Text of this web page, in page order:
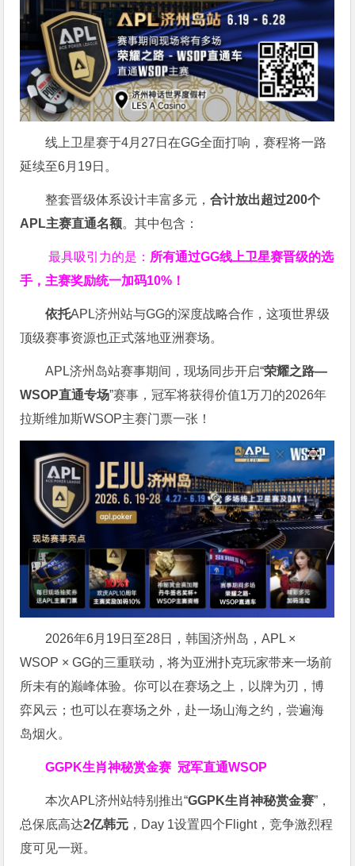
线上卫星赛于4月27日在GG全面打响，赛程将一路
延续至6月19日。
整套晋级体系设计丰富多元，合计放出超过200个
APL主赛直通名额。其中包含：
最具吸引力的是： 所有通过GG线上卫星赛晋级的选
手，主赛奖励统一加码10% ！
依托APL济州站与GG的深度战略合作，这项世界级
顶级赛事资源也正式落地亚洲赛场。
APL济州岛站赛事期间，现场同步开启“荣耀之路—
WSOP直通专场”赛事，冠军将获得价值1万刀的2026年
拉斯维加斯WSOP主赛门票一张！
2026年6月19日至28日，韩国济州岛，APL ×
WSOP × GG的三重联动，将为亚洲扑克玩家带来一场前
所未有的巅峰体验。你可以在赛场之上，以牌为刃，博
弈风云；也可以在赛场之外，赴一场山海之约，尝遍海
岛烟火。
GGPK生肖神秘赏金赛冠军直通WSOP
本次APL济州站特别推出“GGPK生肖神秘赏金赛”，
总保底高达2亿韩元 ，Day 1设置四个Flight，竞争激烈程
度可见一斑。